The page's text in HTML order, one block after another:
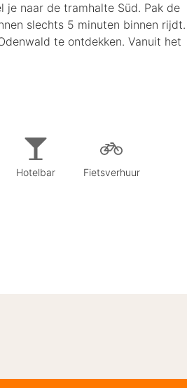
je naar de tramhalte Süd. Pak de
slechts 5 minuten binnen rijdt.
te ontdekken. Vanuit het
Hotelbar Fietsverhuur